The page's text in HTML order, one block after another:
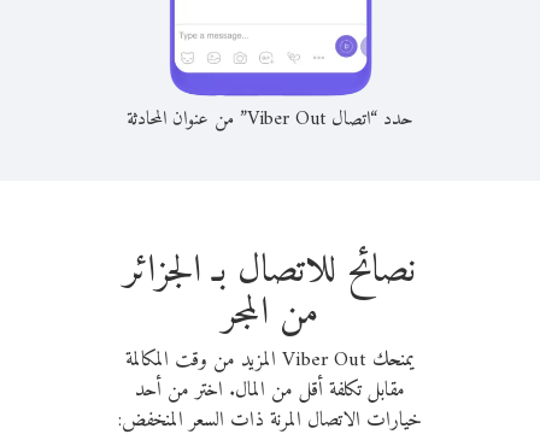
حدد “اتصال Viber Out” من عنوان المحادثة
نصائح للاتصال بـ الجزائر
من المجر
يمنحك Viber Out المزيد من وقت المكالمة
مقابل تكلفة أقل من المال. اختر من أحد
خيارات الاتصال المرنة ذات السعر المنخفض: